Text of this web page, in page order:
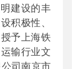
建设的丰
积极性、
予上海铁
输行业文
司南京市